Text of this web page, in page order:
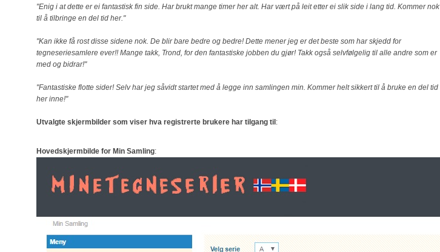
"Enig i at dette er ei fantastisk fin side. Har brukt mange timer her alt. Har vært på leit etter ei slik side i lang tid. Kommer nok
til å tilbringe en del tid her."
"Kan ikke få rost disse sidene nok. De blir bare bedre og bedre! Dette mener jeg er det beste som har skjedd for
tegneseriesamlere ever!! Mange takk, Trond, for den fantastiske jobben du gjør! Takk også selvfølgelig til alle andre som er
med og bidrar!"
"Fantastiske flotte sider! Selv har jeg såvidt startet med å legge inn samlingen min. Kommer helt sikkert til å bruke en del tid
her inne!"
Utvalgte skjermbilder som viser hva registrerte brukere har tilgang til :
Hovedskjermbilde for Min Samling: